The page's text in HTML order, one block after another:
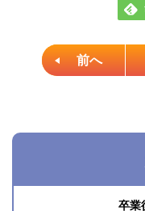
卒業
前へ